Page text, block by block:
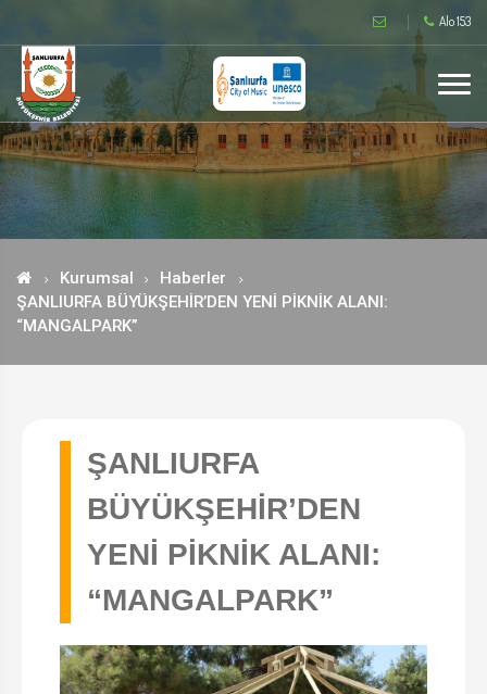
Alo 153
Kurumsal
Haberler
ŞANLIURFA BÜYÜKŞEHİR’DEN YENİ PİKNİK ALANI:
“MANGALPARK”
ŞANLIURFA
BÜYÜKŞEHİR’DEN
YENİ PİKNİK ALANI:
“MANGALPARK”